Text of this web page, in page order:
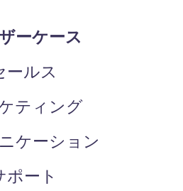
ーケース
ールス
ティング
ケーション
ポート